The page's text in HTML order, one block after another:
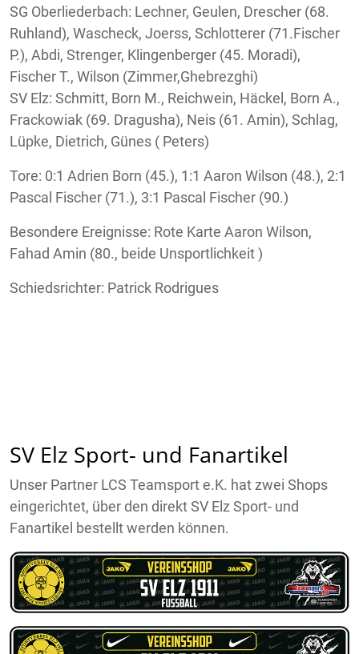
SG Oberliederbach: Lechner, Geulen, Drescher (68.
Ruhland), Wascheck, Joerss, Schlotterer (71.Fischer
P.), Abdi, Strenger, Klingenberger (45. Moradi),
Fischer T., Wilson (Zimmer,Ghebrezghi)
SV Elz: Schmitt, Born M., Reichwein, Häckel, Born A.,
Frackowiak (69. Dragusha), Neis (61. Amin), Schlag,
Lüpke, Dietrich, Günes ( Peters)
Tore: 0:1 Adrien Born (45.), 1:1 Aaron Wilson (48.), 2:1
Pascal Fischer (71.), 3:1 Pascal Fischer (90.)
Besondere Ereignisse: Rote Karte Aaron Wilson,
Fahad Amin (80., beide Unsportlichkeit )
Schiedsrichter: Patrick Rodrigues
SV Elz Sport- und Fanartikel
Unser Partner LCS Teamsport e.K. hat zwei Shops
eingerichtet, über den direkt SV Elz Sport- und
Fanartikel bestellt werden können.